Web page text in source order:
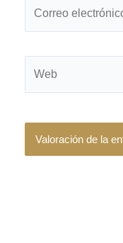
electrónico*